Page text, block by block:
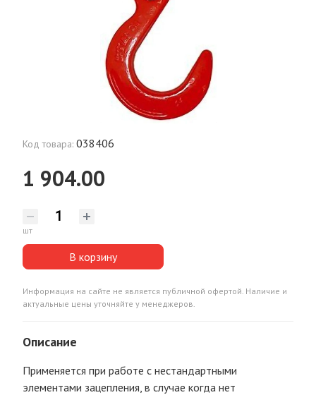
Код товара: 038406
1 904.00
шт
В корзину
Информация на сайте не является публичной офертой. Наличие и
актуальные цены уточняйте у менеджеров.
Описание
Применяется при работе с нестандартными
элементами зацепления, в случае когда нет